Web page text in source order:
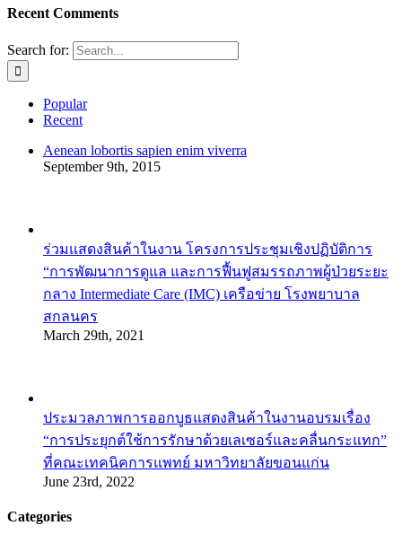
Recent Comments
Search for:
Popular
Recent
Aenean lobortis sapien enim viverra
September 9th, 2015
ร่วมแสดงสินค้าในงาน โครงการประชุมเชิงปฏิบัติการ
“การพัฒนาการดูแล และการฟื้นฟูสมรรถภาพผู้ป่วยระยะ
กลาง Intermediate Care (IMC) เครือข่าย โรงพยาบาล
สกลนคร
March 29th, 2021
ประมวลภาพการออกบูธแสดงสินค้าในงานอบรมเรื่อง
“การประยุกต์ใช้การรักษาด้วยเลเซอร์และคลื่นกระแทก”
ที่คณะเทคนิคการแพทย์ มหาวิทยาลัยขอนแก่น
June 23rd, 2022
Categories